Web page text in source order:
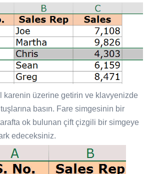
karenin üzerine getirin ve klavyenizde
basın. Fare simgesinin bir
ok bulunan çift çizgili bir simgeye
edeceksiniz.